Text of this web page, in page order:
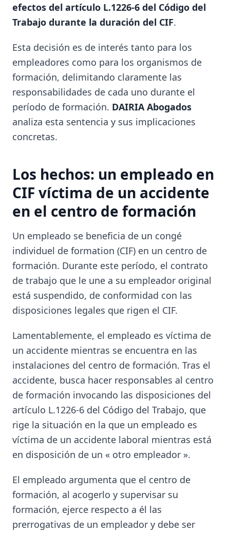
efectos del artículo L.1226-6 del Código del
Trabajo durante la duración del CIF.
Esta decisión es de interés tanto para los
empleadores como para los organismos de
formación, delimitando claramente las
responsabilidades de cada uno durante el
período de formación. DAIRIA Abogados
analiza esta sentencia y sus implicaciones
concretas.
Los hechos: un empleado en
CIF víctima de un accidente
en el centro de formación
Un empleado se beneficia de un congé
individuel de formation (CIF) en un centro de
formación. Durante este período, el contrato
de trabajo que le une a su empleador original
está suspendido, de conformidad con las
disposiciones legales que rigen el CIF.
Lamentablemente, el empleado es víctima de
un accidente mientras se encuentra en las
instalaciones del centro de formación. Tras el
accidente, busca hacer responsables al centro
de formación invocando las disposiciones del
artículo L.1226-6 del Código del Trabajo, que
rige la situación en la que un empleado es
víctima de un accidente laboral mientras está
en disposición de un « otro empleador ».
El empleado argumenta que el centro de
formación, al acogerlo y supervisar su
formación, ejerce respecto a él las
prerrogativas de un empleador y debe ser